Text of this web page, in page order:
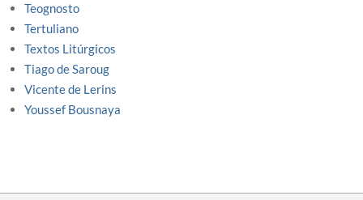
Teognosto
Tertuliano
Textos Litúrgicos
Tiago de Saroug
Vicente de Lerins
Youssef Bousnaya